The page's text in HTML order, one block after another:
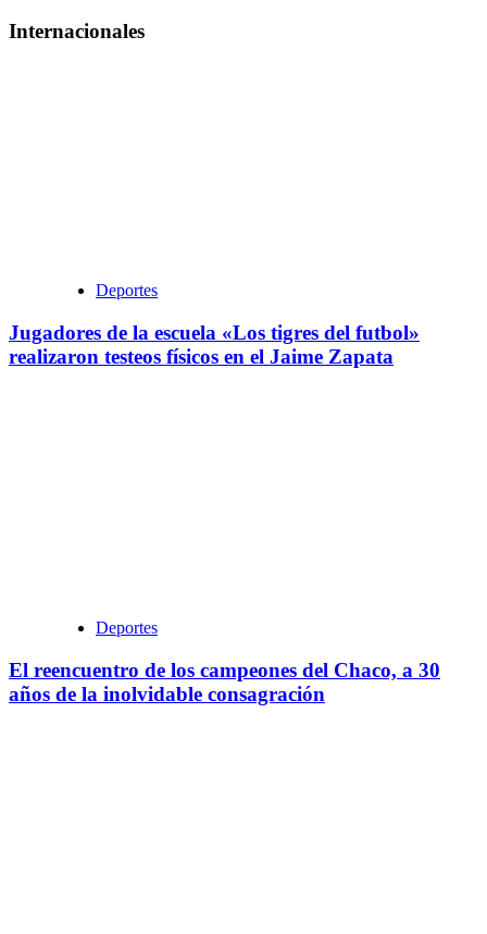
Internacionales
Deportes
Jugadores de la escuela «Los tigres del futbol»
realizaron testeos físicos en el Jaime Zapata
Deportes
El reencuentro de los campeones del Chaco, a 30
años de la inolvidable consagración